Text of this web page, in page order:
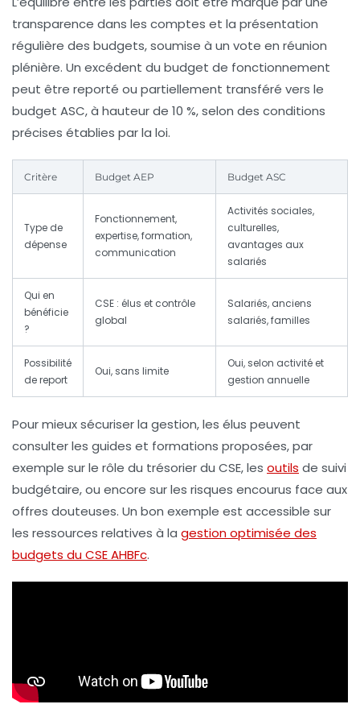
transparence dans les comptes et la présentation
régulière des budgets, soumise à un vote en réunion
plénière. Un excédent du budget de fonctionnement
peut être reporté ou partiellement transféré vers le
budget ASC, à hauteur de 10 %, selon des conditions
précises établies par la loi.
Critère Budget AEP Budget ASC
Type de
dépense
Fonctionnement,
expertise, formation,
communication
Activités sociales,
culturelles,
avantages aux
salariés
Qui en
bénéficie
?
CSE : élus et contrôle
global
Salariés, anciens
salariés, familles
Possibilité
de report
Oui, sans limite
Oui, selon activité et
gestion annuelle
Pour mieux sécuriser la gestion, les élus peuvent
consulter les guides et formations proposées, par
exemple sur le rôle du trésorier du CSE, les outils de suivi
budgétaire, ou encore sur les risques encourus face aux
offres douteuses. Un bon exemple est accessible sur
les ressources relatives à la gestion optimisée des
budgets du CSE AHBFc.